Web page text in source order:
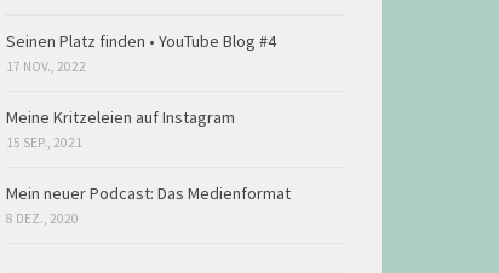
Seinen Platz finden • YouTube Blog #4
17 NOV., 2022
Meine Kritzeleien auf Instagram
15 SEP., 2021
Mein neuer Podcast: Das Medienformat
8 DEZ., 2020